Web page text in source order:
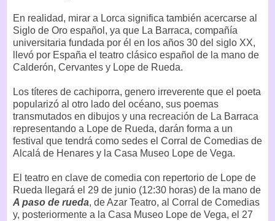
En realidad, mirar a Lorca significa también acercarse al
Siglo de Oro español, ya que La Barraca, compañía
universitaria fundada por él en los años 30 del siglo XX,
llevó por España el teatro clásico español de la mano de
Calderón, Cervantes y Lope de Rueda.
Los títeres de cachiporra, genero irreverente que el poeta
popularizó al otro lado del océano, sus poemas
transmutados en dibujos y una recreación de La Barraca
representando a Lope de Rueda, darán forma a un
festival que tendrá como sedes el Corral de Comedias de
Alcalá de Henares y la Casa Museo Lope de Vega.
El teatro en clave de comedia con repertorio de Lope de
Rueda llegará el 29 de junio (12:30 horas) de la mano de
A paso de rueda, de Azar Teatro, al Corral de Comedias
y, posteriormente a la Casa Museo Lope de Vega, el 27